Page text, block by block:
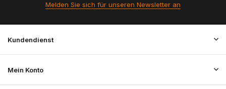
Melden Sie sich für unseren Newsletter an
Kundendienst
Mein Konto